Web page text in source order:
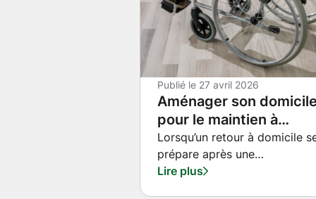
Publié le 27 avril 2026
Aménager son domicile
pour le maintien à
domicile : par où
commencer ?
Lorsqu’un retour à domicile
prépare après une
hospitalisation ou face à une
Lire plus